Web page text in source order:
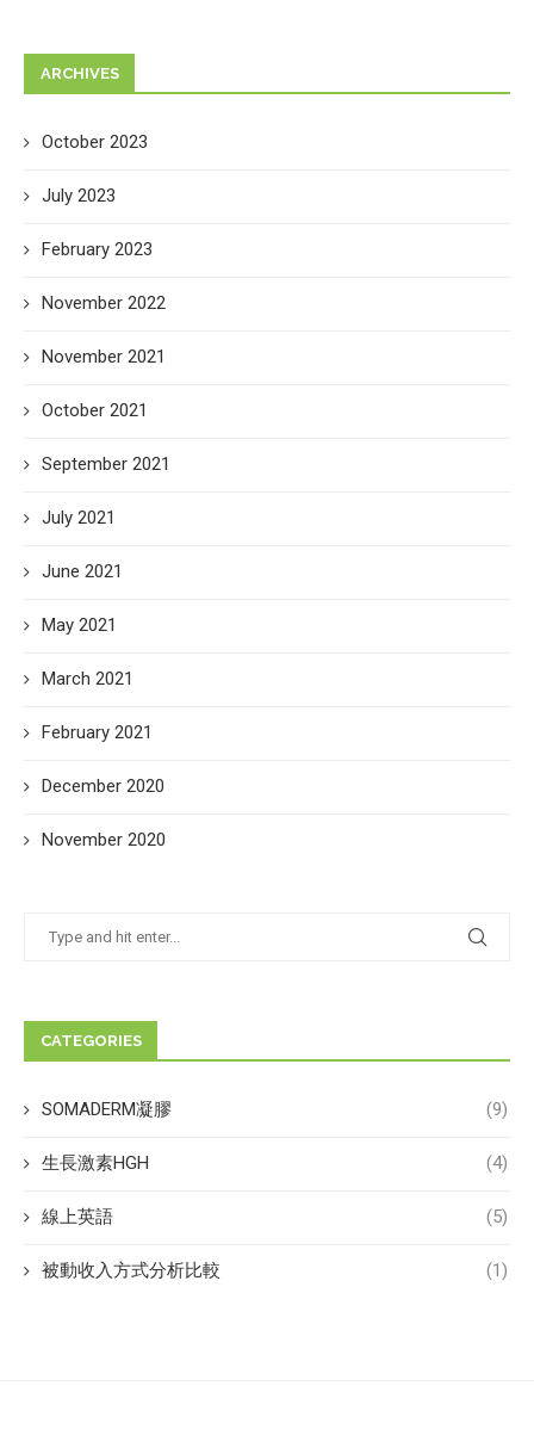
ARCHIVES
October 2023
July 2023
February 2023
November 2022
November 2021
October 2021
September 2021
July 2021
June 2021
May 2021
March 2021
February 2021
December 2020
November 2020
CATEGORIES
SOMADERM凝膠 (9)
生長激素HGH (4)
線上英語 (5)
被動收入方式分析比較 (1)